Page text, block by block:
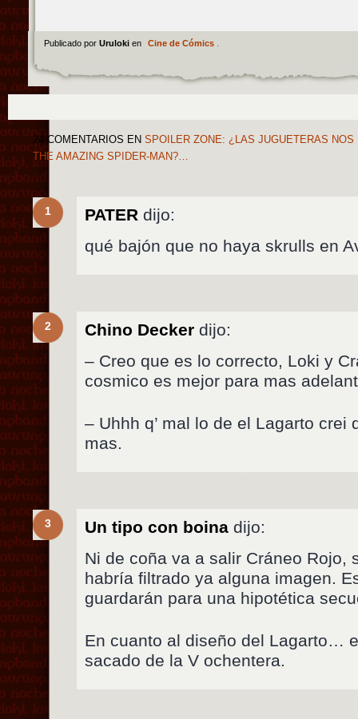
Publicado por Uruloki en Cine de Cómics.
24 COMENTARIOS EN SPOILER ZONE: ¿LAS JUGUETERAS
THE AMAZING SPIDER-MAN?…
1 PATER dijo:
qué bajón que no haya skrulls en
2 Chino Decker dijo:
– Creo que es lo correcto, Loki y
cosmico es mejor para mas
– Uhhh q’ mal lo de el Lagarto
mas.
3 Un tipo con boina dijo:
Ni de coña va a salir Cráneo Rojo,
habría filtrado ya alguna imagen.
guardarán para una hipotética
En cuanto al diseño del Lagarto…
sacado de la V ochentera.